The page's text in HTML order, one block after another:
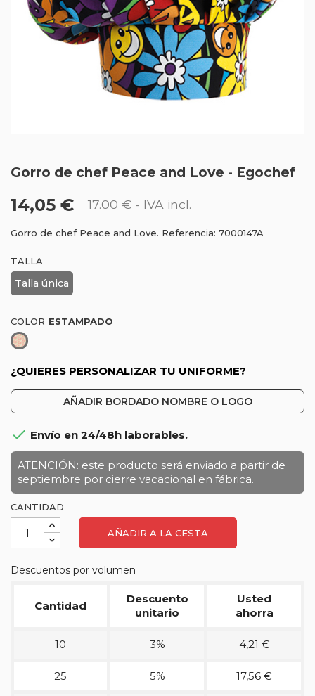
Gorro de chef Peace and Love - Egochef
14,05 € 17.00 € - IVA incl.
Gorro de chef Peace and Love. Referencia: 7000147A
TALLA
Talla única
COLOR
Estampado
¿QUIERES PERSONALIZAR TU UNIFORME?
AÑADIR BORDADO NOMBRE O LOGO
 Envío en 24/48h laborables.
ATENCIÓN: este producto será enviado a partir de
septiembre por cierre vacacional en fábrica.
CANTIDAD
AÑADIR A LA CESTA
Descuentos por volumen
Cantidad
Descuento
unitario
Usted
ahorra
10 3% 4,21 €
25 5% 17,56 €